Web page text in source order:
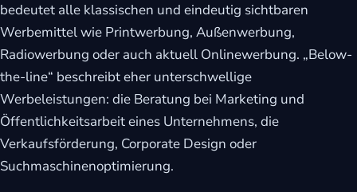
bedeutet alle klassischen und eindeutig sichtbaren
Werbemittel wie Printwerbung, Außenwerbung,
Radiowerbung oder auch aktuell Onlinewerbung. „Below-
the-line“ beschreibt eher unterschwellige
Werbeleistungen: die Beratung bei Marketing und
Öffentlichkeitsarbeit eines Unternehmens, die
Verkaufsförderung, Corporate Design oder
Suchmaschinenoptimierung.